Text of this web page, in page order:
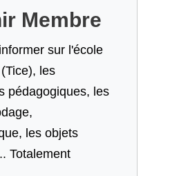
Membre
sur l'école
les
pédagogiques, les
les objets
Totalement